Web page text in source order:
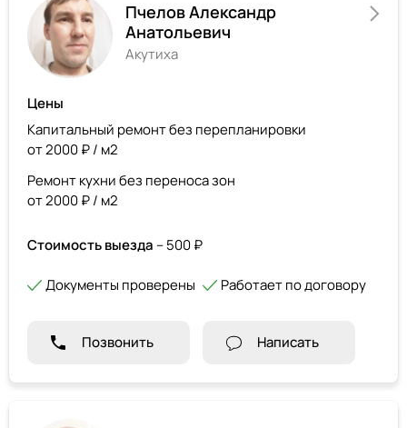
Пчелов Александр
Анатольевич
Акутиха
Цены
Капитальный ремонт без перепланировки
от 2000 ₽ / м2
Ремонт кухни без переноса зон
от 2000 ₽ / м2
Стоимость выезда – 500 ₽
Документы проверены Работает по договору
Позвонить Написать